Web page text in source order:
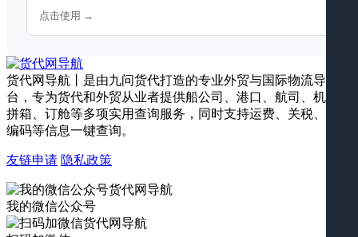
点击使用 →
货代网导航丨是由九问货代打造的专业外贸与国际物流导航平
台，专为货代和外贸从业者提供船公司、港口、航司、机场、
拼箱、订舱等多项实用查询服务，同时支持运费、关税、海关
编码等信息一键查询。
友链申请 隐私政策
我的微信公众号